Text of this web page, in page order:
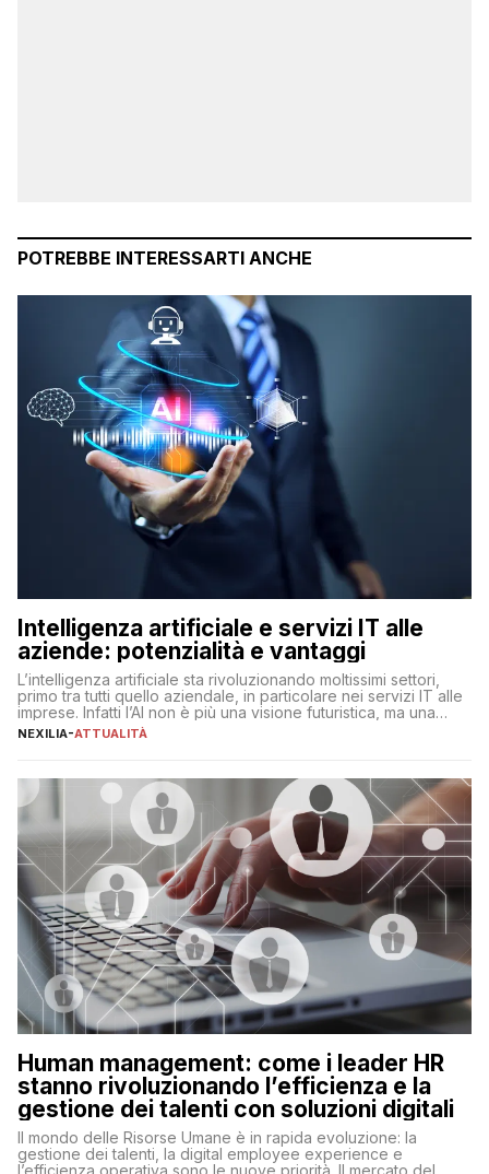
POTREBBE INTERESSARTI ANCHE
Intelligenza artificiale e servizi IT alle
aziende: potenzialità e vantaggi
L’intelligenza artificiale sta rivoluzionando moltissimi settori,
primo tra tutti quello aziendale, in particolare nei servizi IT alle
imprese. Infatti l’AI non è più una visione futuristica, ma una
realtà operativa che sta portando a un cambio significativo in
operazioni, bensì comporta […]
NEXILIA-ATTUALITÀ
Human management: come i leader HR
stanno rivoluzionando l’efficienza e la
gestione dei talenti con soluzioni digitali
Il mondo delle Risorse Umane è in rapida evoluzione: la
gestione dei talenti, la digital employee experience e
l’efficienza operativa sono le nuove priorità. Il mercato del